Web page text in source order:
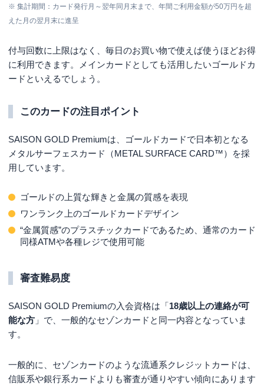
※ 集計期間：カード発行月～翌年同月末まで、年間ご利用金額が50万円を超
えた月の翌月末に進呈
付与回数に上限はなく、毎日のお買い物で使えば使うほどお得
に利用できます。メインカードとしても活用したいゴールドカ
ードといえるでしょう。
このカードの注目ポイント
SAISON GOLD Premiumは、ゴールドカードで日本初となる
メタルサーフェスカード（METAL SURFACE CARD™）を採
用しています。
ゴールドの上質な輝きと金属の質感を表現
ワンランク上のゴールドカードデザイン
“金属質感”のプラスチックカードであるため、通常のカード
同様ATMや各種レジで使用可能
審査難易度
SAISON GOLD Premiumの入会資格は「 18歳以上の連絡が可
能な方 」で、一般的なセゾンカードと同一内容となっていま
す。
一般的に、セゾンカードのような流通系クレジットカードは、
信販系や銀行系カードよりも審査が通りやすい傾向にあります